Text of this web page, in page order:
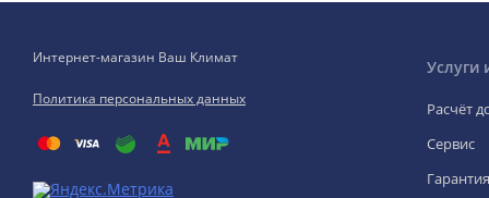
Интернет-магазин Ваш Климат
Политика персональных данных
Услуги
Расчёт
Сервис
Гарантия